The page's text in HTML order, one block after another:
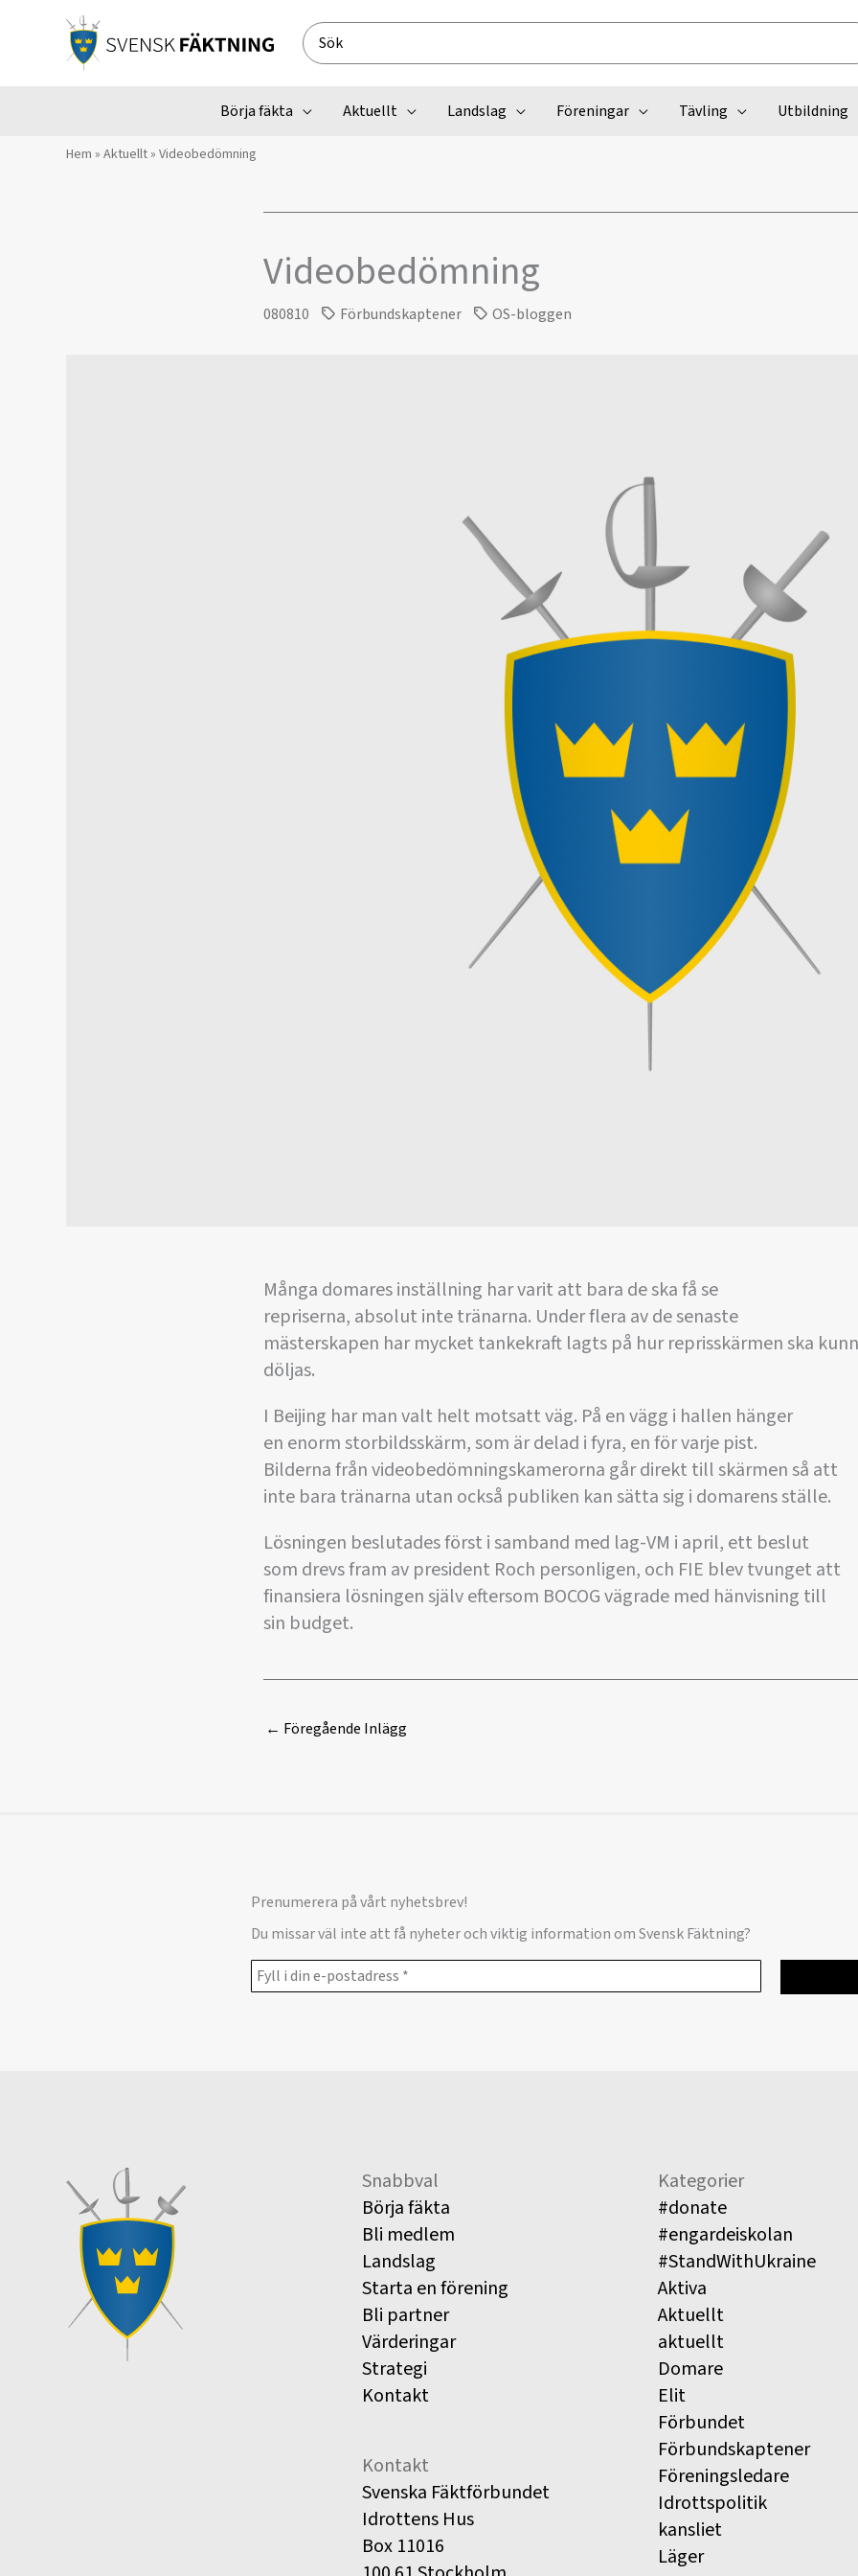
Search
for:
Börja fäkta Aktuellt Landslag Föreningar Tävling Utbildning
Hem » Aktuellt» Videobedömning
Videobedömning
080810 Förbundskaptener OS-bloggen
Många domares inställning har varit att bara de ska få se
repriserna, absolut inte tränarna. Under flera av de senaste
mästerskapen har mycket tankekraft lagts på hur reprisskärmen ska
döljas.
I Beijing har man valt helt motsatt väg. På en vägg i hallen hänger
en enorm storbildsskärm, som är delad i fyra, en för varje pist.
Bilderna från videobedömningskamerorna går direkt till skärmen så att
inte bara tränarna utan också publiken kan sätta sig i domarens ställe.
Lösningen beslutades först i samband med lag-VM i april, ett beslut
som drevs fram av president Roch personligen, och FIE blev tvunget att
finansiera lösningen själv eftersom BOCOG vägrade med hänvisning till
sin budget.
← Föregående Inlägg
Prenumerera på vårt nyhetsbrev!
Du missar väl inte att få nyheter och viktig information om Svensk Fäktning?
Snabbval
Börja fäkta
Bli medlem
Landslag
Starta en förening
Bli partner
Värderingar
Strategi
Kontakt
Kontakt
Svenska Fäktförbundet
Idrottens Hus
Box 11016
Kategorier
#donate
#engardeiskolan
#StandWithUkraine
Aktiva
Aktuellt
aktuellt
Domare
Elit
Förbundet
Förbundskaptener
Föreningsledare
Idrottspolitik
kansliet
Läger